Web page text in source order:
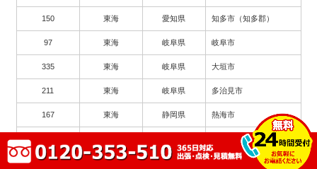
150 東海 愛知県 知多市（知多郡）
97 東海 岐阜県 岐阜市
335 東海 岐阜県 大垣市
211 東海 岐阜県 多治見市
167 東海 静岡県 熱海市
263 東海 愛知県